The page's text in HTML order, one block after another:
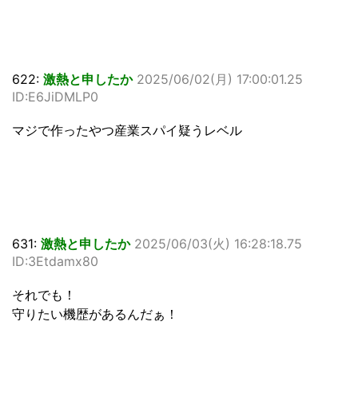
622: 激熱と申したか 2025/06/02(月) 17:00:01.25
ID:E6JiDMLP0
マジで作ったやつ産業スパイ疑うレベル
631: 激熱と申したか 2025/06/03(火) 16:28:18.75
ID:3Etdamx80
それでも！
守りたい機歴があるんだぁ！